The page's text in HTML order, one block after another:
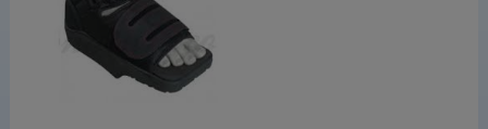
plastici resistenti e leggeri che forniscono un’ottima
tenuta lateromediale. Di facile applicazione, sono
adattabili a qualsiasi conformazione anatomica. È